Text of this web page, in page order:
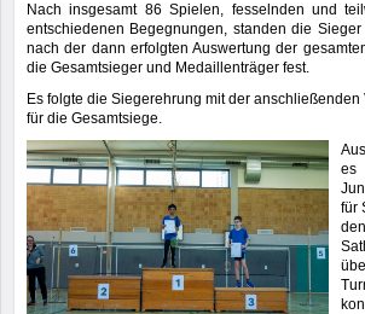
Nach insgesamt 86 Spielen, fesselnden und
entschiedenen Begegnungen, standen die Sieger
nach der dann erfolgten Auswertung der
die Gesamtsieger und Medaillenträger fest.
Es folgte die Siegerehrung mit der
für die Gesamtsiege.
es
für